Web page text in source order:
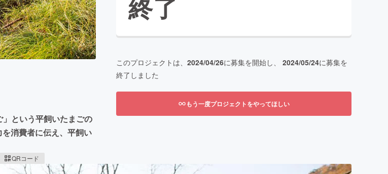
ふるさと納税machi-yaコミュニティ
という平飼いたまごの
消費者に伝え、平飼い
QRコード
終了
このプロジェクトは、 2024/04/26に募集を開始し、 2024/05/24に募集を
終了しました
もう一度プロジェクトをやってほしい